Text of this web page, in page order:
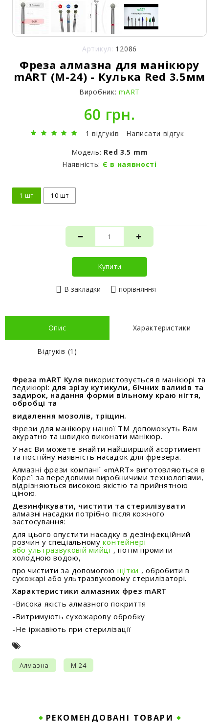
Артикул: 12086
Фреза алмазна для манікюру
mART (M-24) - Кулька Red 3.5мм
Виробник: mART
60 грн.
1 відгуків
Написати відгук
Модель: Red 3.5 mm
Наявність: Є в наявності
1 шт 10 шт
Купити
В закладки порівняння
Опис Характеристики
Відгуків (1)
Фреза mART Куля використовується в манікюрі та
педикюрі: для зрізу кутикули, бічних валиків та
задирок, надання форми вільному краю нігтя,
обробці та
видалення мозолів, тріщин.
Фрези для манікюру нашої ТМ допоможуть Вам
акуратно та швидко виконати манікюр.
У нас Ви можете знайти найширший асортимент
та постійну наявність насадок для фрезера.
Алмазні фрези компанії «mART» виготовляються в
Кореї за передовими виробничими технологіями,
відрізняються високою якістю та прийнятною
ціною.
Дезинфікувати, чистити та стерилізувати
алмазні насадки потрібно після кожного
застосування:
для цього опустити насадку в дезінфекційний
розчин у спеціальномуконтейнері
або ультразвуковій мийці , потім промити
холодною водою,
про чистити за допомогою щітки , обробити в
сухожарі або ультразвуковому стерилізаторі.
Характеристики алмазних фрез mART
-Висока якість алмазного покриття
-Витримують сухожарову обробку
-Не іржавіють при стерилізації
Алмазна M-24
РЕКОМЕНДОВАНІ ТОВАРИ